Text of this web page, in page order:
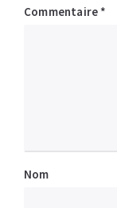
Commentaire *
Nom